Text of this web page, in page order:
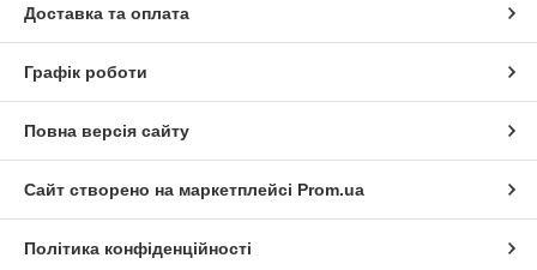
Доставка та оплата
Графік роботи
Повна версія сайту
Сайт створено на маркетплейсі Prom.ua
Політика конфіденційності